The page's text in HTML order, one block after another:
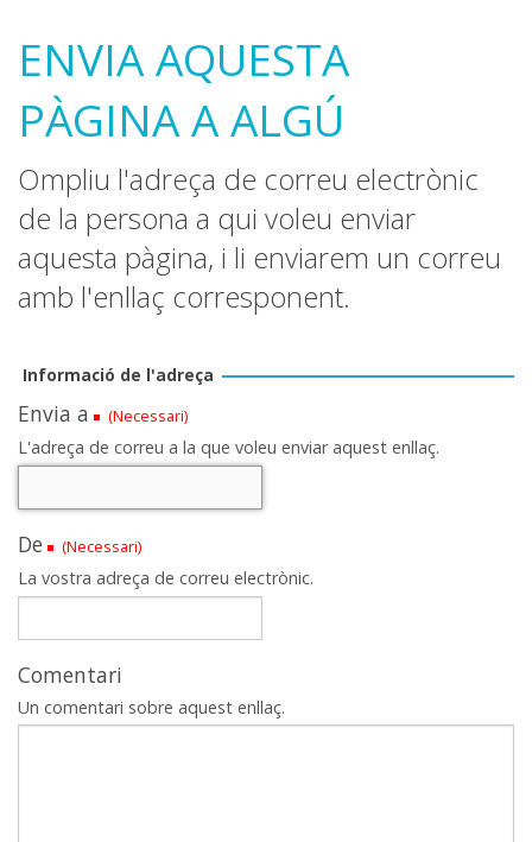
ENVIA AQUESTA
PÀGINA A ALGÚ
Ompliu l'adreça de correu electrònic
de la persona a qui voleu enviar
aquesta pàgina, i li enviarem un correu
amb l'enllaç corresponent.
Informació de l'adreça
Envia a (Necessari)
L'adreça de correu a la que voleu enviar aquest enllaç.
De (Necessari)
La vostra adreça de correu electrònic.
Comentari
Un comentari sobre aquest enllaç.